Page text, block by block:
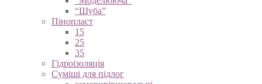
“Шуба”
Пінопласт
15
25
35
Гідроізоляція
Суміші для підлог